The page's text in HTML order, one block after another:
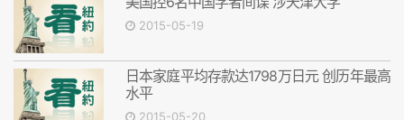
2015-05-19
日本家庭平均存款达1798万日元 创历年最高
水平
2015-05-20